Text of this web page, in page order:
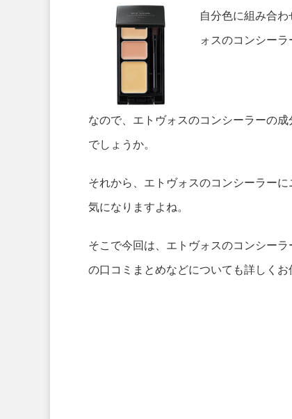
自分色に組み合
ォスのコンシーラ
なので、エトヴォスのコンシーラーの
でしょうか。
それから、エトヴォスのコンシーラー
気になりますよね。
そこで今回は、エトヴォスのコンシー
の口コミまとめなどについても詳しくお